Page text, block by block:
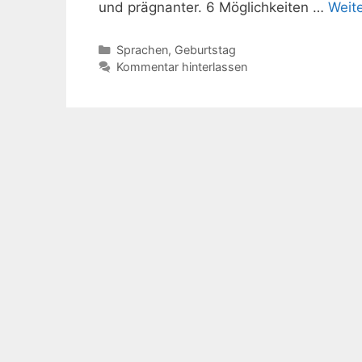
und prägnanter. 6 Möglichkeiten …
Kategorien
Sprachen, Geburtstag
Kommentar hinterlassen